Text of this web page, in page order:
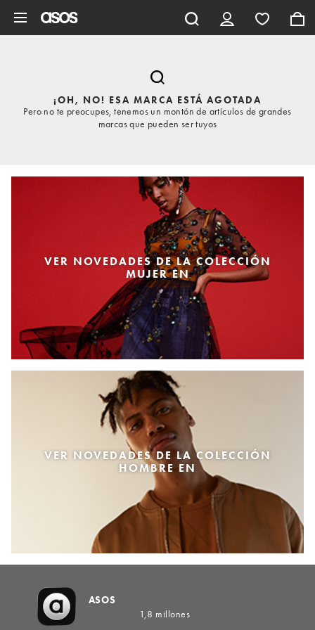
¡OH, NO! ESA MARCA ESTÁ AGOTADA
Pero no te preocupes, tenemos un montón de artículos de grandes
marcas que pueden ser tuyos
VER NOVEDADES DE LA COLECCIÓN
MUJER EN
VER NOVEDADES DE LA COLECCIÓN
HOMBRE EN
ASOS
1,8 millones